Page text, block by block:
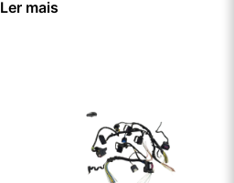
Ler mais